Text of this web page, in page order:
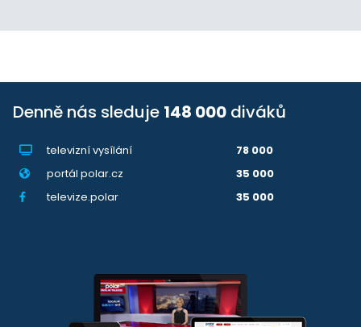
Denně nás sleduje 148 000 diváků
televizní vysílání
78 000
portál polar.cz
35 000
televize.polar
35 000